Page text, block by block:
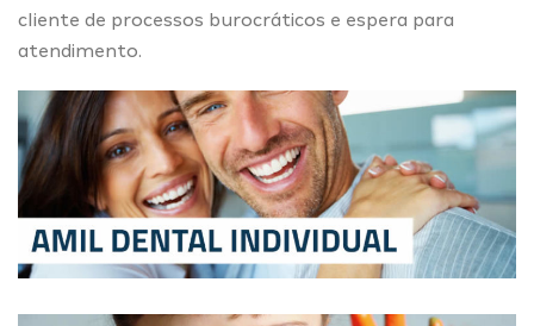
cliente de processos burocráticos e espera para
atendimento.